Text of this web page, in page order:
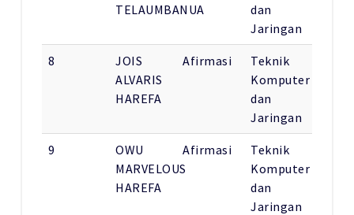
TELAUMBANUA
dan
Jaringan
8
JOIS
ALVARIS
HAREFA
Afirmasi
Teknik
Komputer
dan
Jaringan
9
OWU
MARVELOUS
HAREFA
Afirmasi
Teknik
Komputer
dan
Jaringan